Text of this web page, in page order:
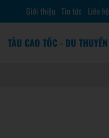
Giới thiệu Tin tức Liên hệ
TÀU CAO TỐC - DU THUYỀN